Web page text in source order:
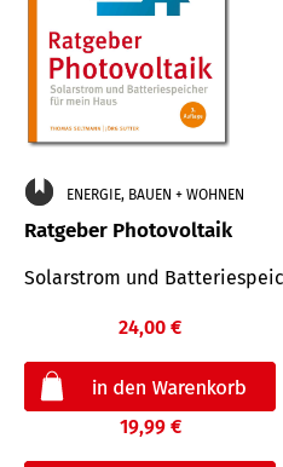
ENERGIE, BAUEN + WOHNEN
Ratgeber Photovoltaik
Solarstrom und
24,00 €
19,99 €